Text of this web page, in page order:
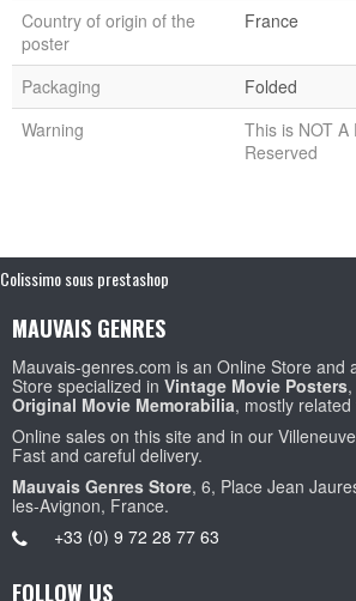
Country of origin of the
poster
France
Packaging
Folded
Warning
This is NOT A
Reserved
Colissimo sous prestashop
MAUVAIS GENRES
Mauvais-genres.com is an Online Store and
Store specialized in Vintage Movie Posters,
Original Movie Memorabilia, mostly
Online sales on this site and in our
Fast and careful delivery.
Mauvais Genres Store, 6, Place Jean
les-Avignon, France.
+33 (0) 9 72 28 77 63
FOLLOW US